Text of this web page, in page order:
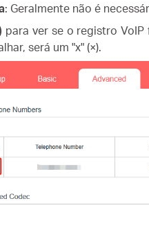
: Geralmente não é
para ver se o registro
será um "x" (×).